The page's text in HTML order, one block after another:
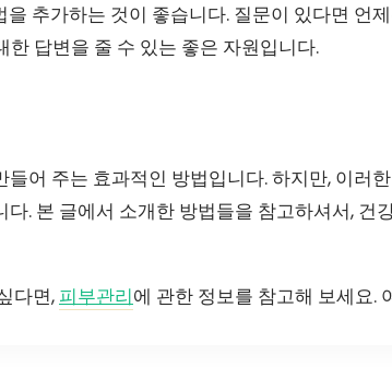
추가하는 것이 좋습니다. 질문이 있다면 언
답변을 줄 수 있는 좋은 자원입니다.
어 주는 효과적인 방법입니다. 하지만, 이러
. 본 글에서 소개한 방법들을 참고하셔서, 건
다면, 피부관리에 관한 정보를 참고해 보세요.